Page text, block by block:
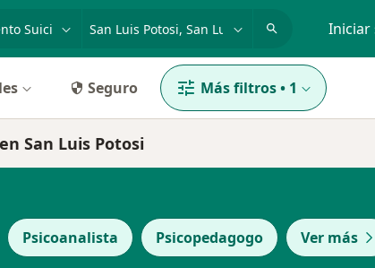
Iniciar
Seguro Más filtros• 1
San Luis Potosi
Psicoanalista Psicopedagogo Ver más